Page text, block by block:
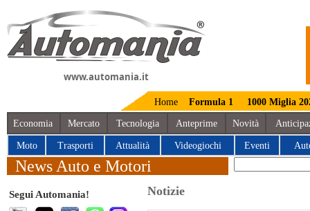
www.automania.it
Home Formula 1 1000 Miglia
Economia Mercato Tecnologia Anteprime Novità
Moto Trasporti Attualità Videogiochi Eventi
News Auto e Motori
Segui Automania! Notizie